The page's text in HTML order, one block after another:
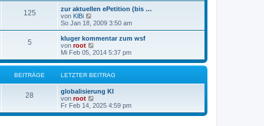
g
e
r
e
i
t
a
g
e
s
t
e
r
B
e
i
t
r
a
g
125
zur aktuellen ePetition (bis …
von KlBi
e
u
e
s
t
r
B
e
i
t
r
a
g
So Jan 18, 2009 3:50 am
5
kluger kommentar zum wsf
von root
e
u
e
s
r
e
i
Mi Feb 05, 2014 5:37 pm
BEITRÄGE LETZTER BEITRAG
28
globalisierung KI
von root
e
u
Fr Feb 14, 2025 4:59 pm